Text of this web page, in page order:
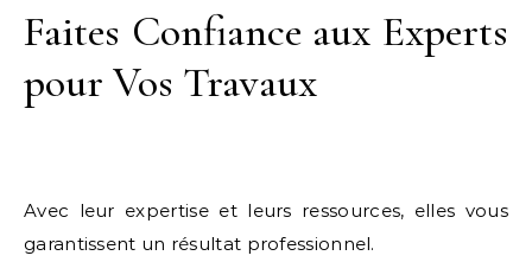
Faites Confiance aux Experts
pour Vos Travaux
Avec leur expertise et leurs ressources, elles vous
garantissent un résultat professionnel.